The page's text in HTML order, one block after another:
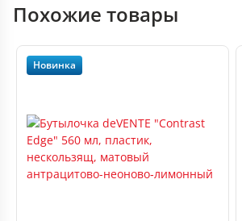
Похожие товары
Новинка